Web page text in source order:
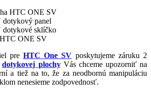
HTC ONE SV
panel
sklíčko
ONE SV
pre HTC One SV poskytujeme záruku 2
dotykovej plochyVás chceme upozorniť na
a tiež na to, že za neodbornú manipuláciu
nenesieme zodpovednosť.